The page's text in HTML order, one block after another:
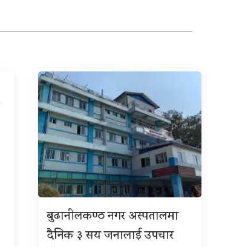
बुढानीलकण्ठ नगर अस्पतालमा
दैनिक ३ सय जनालाई उपचार